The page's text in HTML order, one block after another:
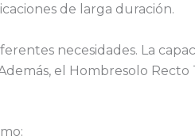
de larga duración.
necesidades. La
el Hombresolo